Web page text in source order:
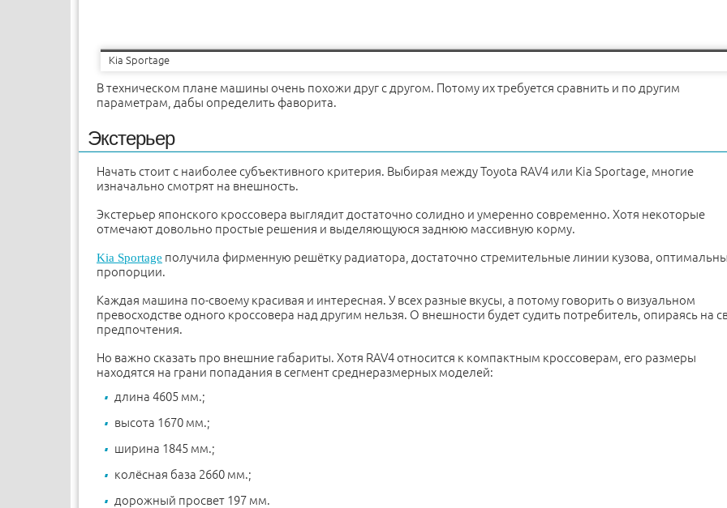
Kia Sportage
В техническом плане машины очень похожи друг с другом. Потому их требуется сравнить и по другим
параметрам, дабы определить фаворита.
Экстерьер
Начать стоит с наиболее субъективного критерия. Выбирая между Toyota RAV4 или Kia Sportage, многие
изначально смотрят на внешность.
Экстерьер японского кроссовера выглядит достаточно солидно и умеренно современно. Хотя некоторые
отмечают довольно простые решения и выделяющуюся заднюю массивную корму.
Kia Sportage получила фирменную решётку радиатора, достаточно стремительные линии кузова,
пропорции.
Каждая машина по-своему красивая и интересная. У всех разные вкусы, а потому говорить о визуальном
превосходстве одного кроссовера над другим нельзя. О внешности будет судить потребитель, опираясь на
предпочтения.
Но важно сказать про внешние габариты. Хотя RAV4 относится к компактным кроссоверам, его размеры
находятся на грани попадания в сегмент среднеразмерных моделей:
длина 4605 мм.;
высота 1670 мм.;
ширина 1845 мм.;
колёсная база 2660 мм.;
дорожный просвет 197 мм.